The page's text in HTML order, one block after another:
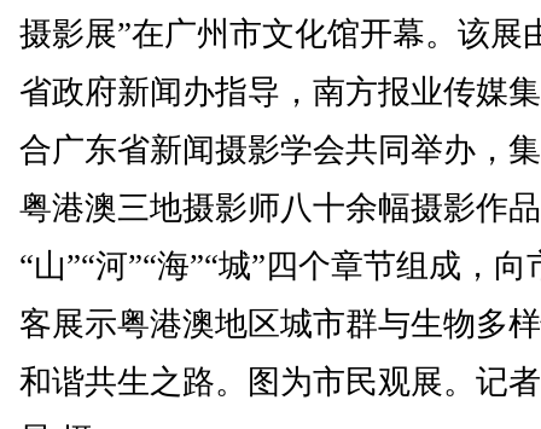
摄影展”在广州市文化馆开幕。该展
省政府新闻办指导，南方报业传媒
合广东省新闻摄影学会共同举办，
粤港澳三地摄影师八十余幅摄影作
“山”“河”“海”“城”四个章节组成，向
客展示粤港澳地区城市群与生物多
和谐共生之路。图为市民观展。记